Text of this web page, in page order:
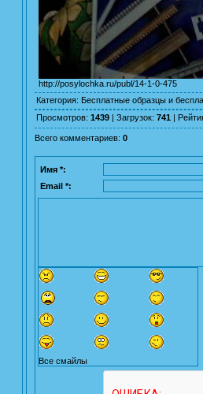
http://posylochka.ru/publ/14-1-0-475
Категория: Бесплатные образцы и
Просмотров: 1439 | Загрузок: 741 |
Всего комментариев: 0
Имя *:
Email *:
Все смайлы